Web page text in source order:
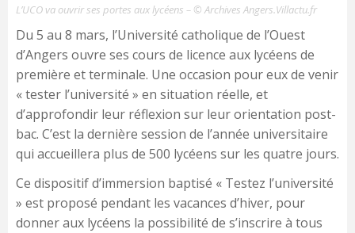
L’UCO va ouvrir ses portes aux lycéens – © Archives Angers.Villactu.fr
Du 5 au 8 mars, l’Université catholique de l’Ouest
d’Angers ouvre ses cours de licence aux lycéens de
première et terminale. Une occasion pour eux de venir
« tester l’université » en situation réelle, et
d’approfondir leur réflexion sur leur orientation post-
bac. C’est la dernière session de l’année universitaire
qui accueillera plus de 500 lycéens sur les quatre jours.
Ce dispositif d’immersion baptisé « Testez l’université
» est proposé pendant les vacances d’hiver, pour
donner aux lycéens la possibilité de s’inscrire à tous